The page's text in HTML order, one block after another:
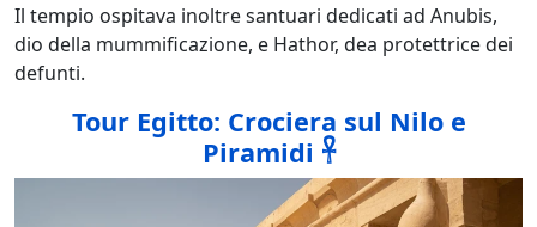
Il tempio ospitava inoltre santuari dedicati ad Anubis,
dio della mummificazione, e Hathor, dea protettrice dei
defunti.
Tour Egitto: Crociera sul Nilo e
Piramidi 𓋹